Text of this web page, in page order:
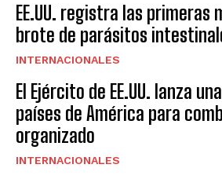
EE.UU. registra las primeras
brote de parásitos
INTERNACIONALES
El Ejército de EE.UU. lanza
países de América para
organizado
INTERNACIONALES